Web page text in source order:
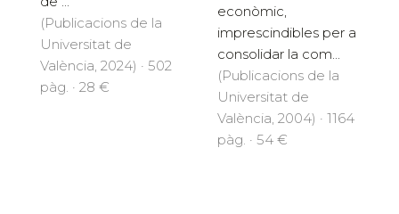
(Publicacions de la
Universitat de
València, 2024) · 502
pàg. · 28 €
econòmic,
imprescindibles per a
consolidar la com...
(Publicacions de la
Universitat de
València, 2004) · 1164
pàg. · 54 €